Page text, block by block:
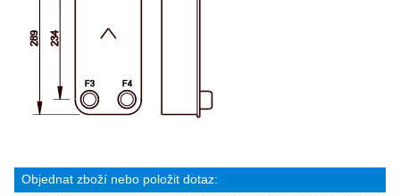
Objednat zboží nebo položit dotaz: